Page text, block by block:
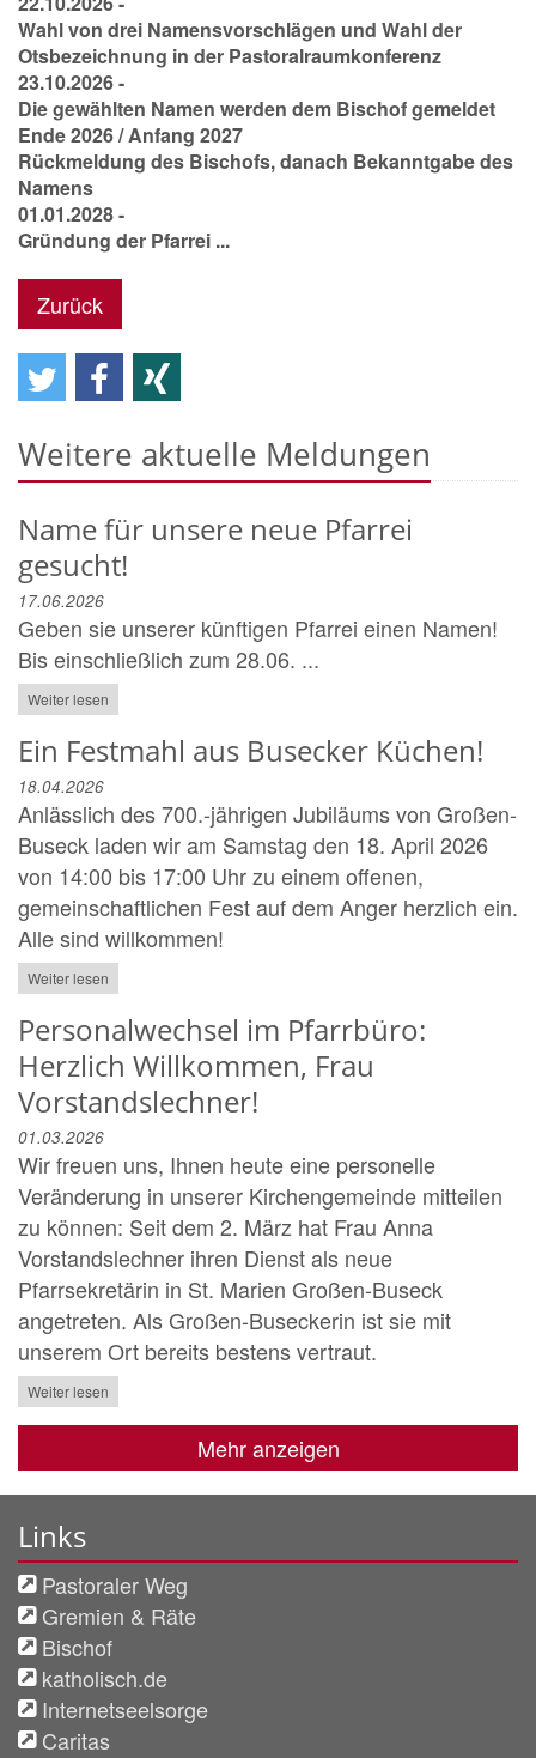
Wahl von drei Namensvorschlägen und Wahl der
Otsbezeichnung in der Pastoralraumkonferenz
23.10.2026 -
Die gewählten Namen werden dem Bischof gemeldet
Ende 2026 / Anfang 2027
Rückmeldung des Bischofs, danach Bekanntgabe des
Namens
01.01.2028 -
Gründung der Pfarrei ...
Zurück
Weitere aktuelle Meldungen
Name für unsere neue Pfarrei
gesucht!
17.06.2026
Geben sie unserer künftigen Pfarrei einen Namen!
Bis einschließlich zum 28.06. ...
Weiter lesen
Ein Festmahl aus Busecker Küchen!
18.04.2026
Anlässlich des 700.-jährigen Jubiläums von Großen-
Buseck laden wir am Samstag den 18. April 2026
von 14:00 bis 17:00 Uhr zu einem offenen,
gemeinschaftlichen Fest auf dem Anger herzlich ein.
Alle sind willkommen!
Weiter lesen
Personalwechsel im Pfarrbüro:
Herzlich Willkommen, Frau
Vorstandslechner!
01.03.2026
Wir freuen uns, Ihnen heute eine personelle
Veränderung in unserer Kirchengemeinde mitteilen
zu können: Seit dem 2. März hat Frau Anna
Vorstandslechner ihren Dienst als neue
Pfarrsekretärin in St. Marien Großen-Buseck
angetreten. Als Großen-Buseckerin ist sie mit
unserem Ort bereits bestens vertraut.
Weiter lesen
Mehr anzeigen
Links
Pastoraler Weg
Gremien & Räte
Bischof
katholisch.de
Internetseelsorge
Caritas